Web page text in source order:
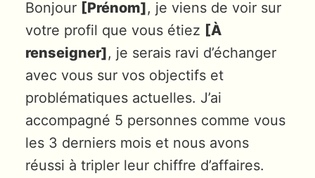
Bonjour [Prénom], je viens de voir sur
votre profil que vous étiez [À
renseigner], je serais ravi d’échanger
avec vous sur vos objectifs et
problématiques actuelles. J’ai
accompagné 5 personnes comme vous
les 3 derniers mois et nous avons
réussi à tripler leur chiffre d’affaires.